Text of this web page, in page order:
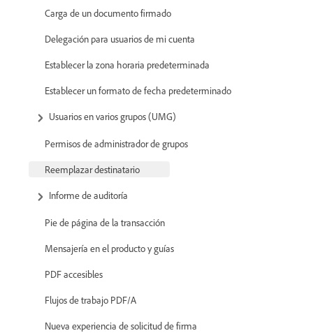
Carga de un documento firmado
Delegación para usuarios de mi cuenta
Establecer la zona horaria predeterminada
Establecer un formato de fecha predeterminado
Usuarios en varios grupos (UMG)
Permisos de administrador de grupos
Reemplazar destinatario
Informe de auditoría
Pie de página de la transacción
Mensajería en el producto y guías
PDF accesibles
Flujos de trabajo PDF/A
Nueva experiencia de solicitud de firma